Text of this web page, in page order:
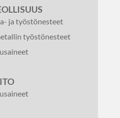
ja työstönesteet
työstönesteet